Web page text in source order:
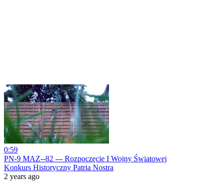
0:59
PN-9 MAZ--82 --- Rozpoczęcie I Wojny Światowej
Konkurs Historyczny Patria Nostra
2 years ago